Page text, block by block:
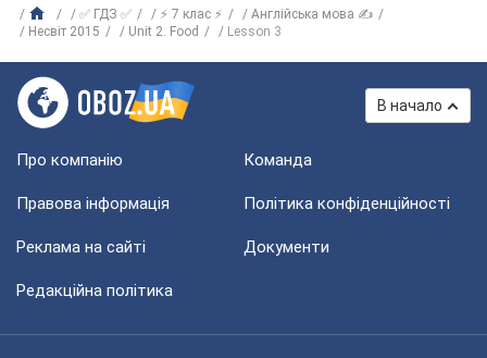
✅ ГДЗ ✅ ⚡ 7 клас ⚡
Англійська мова ✍
Несвіт 2015
Unit 2. Food Lesson 3
В начало
Про компанію Команда
Правова інформація Політика конфіденційності
Реклама на сайті Документи
Редакційна політика